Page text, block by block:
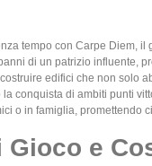
tempo con Carpe Diem,
di un patrizio influente,
edifici che non solo
conquista di ambiti punti
o in famiglia, promettendo
Gioco e